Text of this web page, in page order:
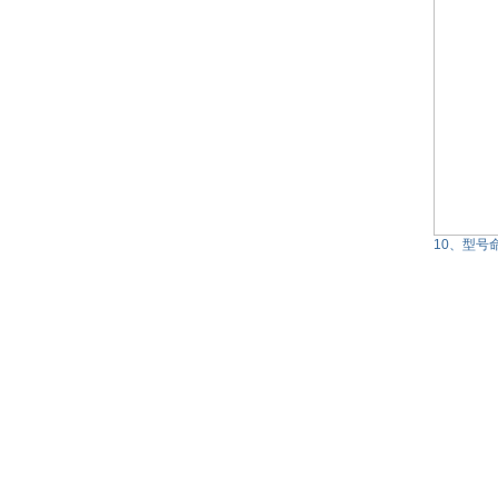
10、型号